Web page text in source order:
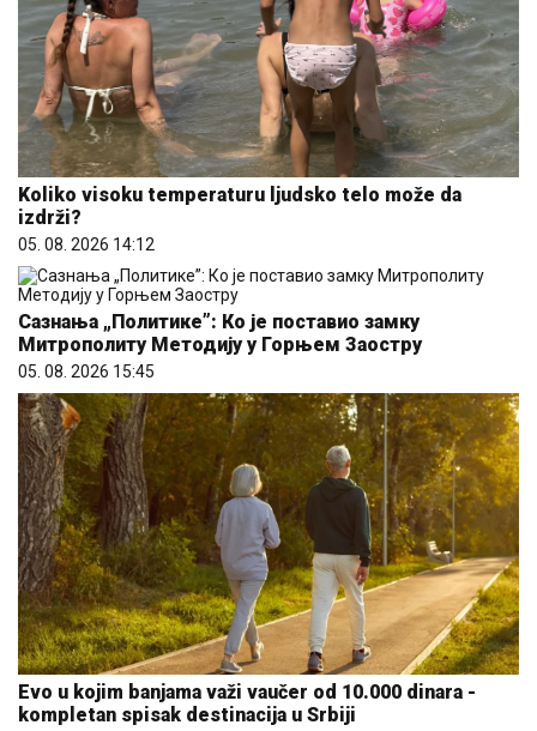
Koliko visoku temperaturu ljudsko telo može da
izdrži?
05. 08. 2026 14:12
Сазнања „Политике”: Ко је поставио замку
Митрополиту Методију у Горњем Заостру
05. 08. 2026 15:45
Evo u kojim banjama važi vaučer od 10.000 dinara -
kompletan spisak destinacija u Srbiji